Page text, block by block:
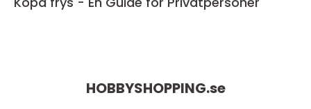
HOBBYSHOPPING.se